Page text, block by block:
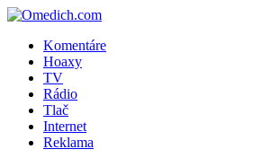
Komentáre
Hoaxy
TV
Rádio
Tlač
Internet
Reklama